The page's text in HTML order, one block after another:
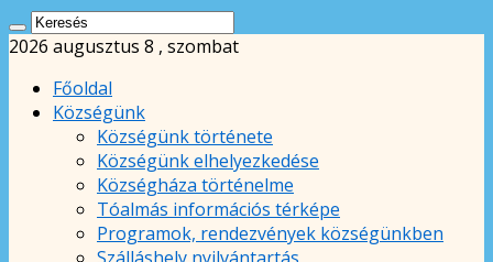
2026 augusztus 8 , szombat
Főoldal
Községünk
Községünk története
Községünk elhelyezkedése
Községháza történelme
Tóalmás információs térképe
Programok, rendezvények községünkben